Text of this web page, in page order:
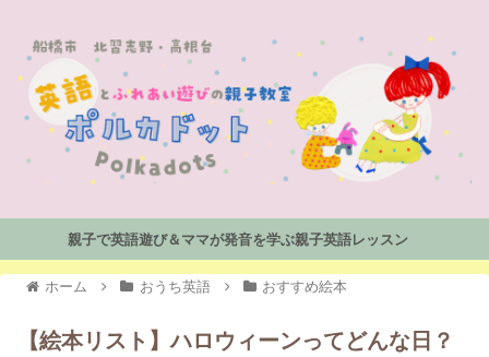
親子で英語遊び＆ママが発音を学ぶ親子英語レッスン
ホーム おうち英語 おすすめ絵本
【絵本リスト】ハロウィーンってどんな日？